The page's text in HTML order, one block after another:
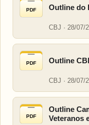
PDF Outline do
CBJ · 28/07/
PDF Outline
CBJ · 28/07/
PDF
Outline
Veteranos